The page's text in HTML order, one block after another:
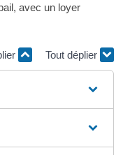
avec un loyer
Tout déplier